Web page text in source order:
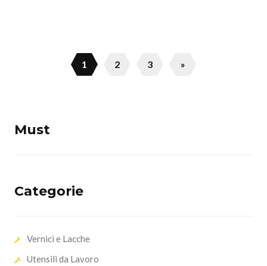
1 2 3 »
Must
Categorie
Vernici e Lacche
Utensili da Lavoro